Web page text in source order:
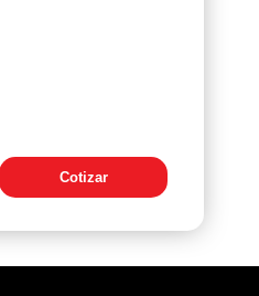
Cotizar